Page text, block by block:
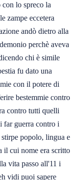
con lo spreco la
zampe eccetera
andò dietro alla
perchè aveva
chi è simile
fu dato una
con il potere di
bestemmie contro
contro tutti quelli
far guerra contro i
popolo, lingua e
il cui nome era scritto
vita passo all'11 i
vidi puoi sapere